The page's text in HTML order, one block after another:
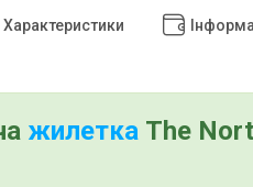
Характеристики
жилеткаThe